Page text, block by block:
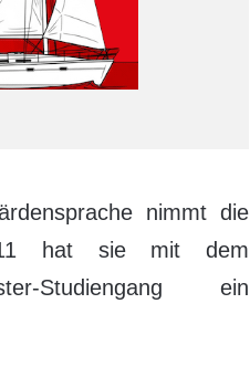
nimmt die
hat sie mit dem
Studiengang ein